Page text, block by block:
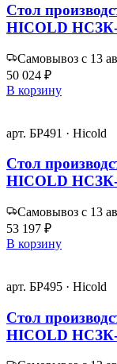
Стол
HICOLD
Самовывоз с 13
50 024 ₽
В корзину
арт. БР491 · Hicold
Стол
HICOLD
Самовывоз с 13
53 197 ₽
В корзину
арт. БР495 · Hicold
Стол
HICOLD